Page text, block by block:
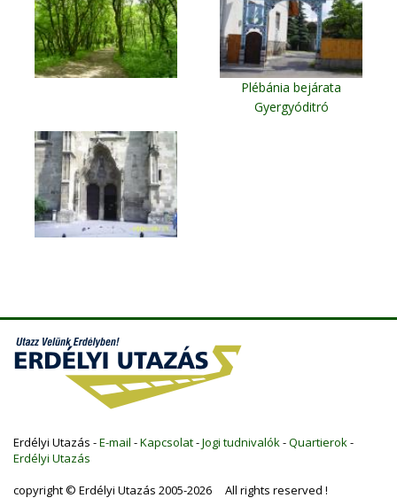
Plébánia bejárata
Gyergyóditró
Erdélyi Utazás -E-mail -Kapcsolat-Jogi tudnivalók-Quartierok-
Erdélyi Utazás
copyright © Erdélyi Utazás 2005-2026 All rights reserved !